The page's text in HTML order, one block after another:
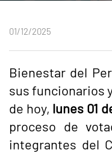
01/12/2025
Bienestar del
sus funcionarios
de hoy, lunes 01
proceso de
integrantes del